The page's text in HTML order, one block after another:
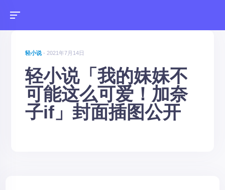
轻小说- 2021年7月14日
轻小说「我的妹妹不
可能这么可爱！加奈
子if」封面插图公开